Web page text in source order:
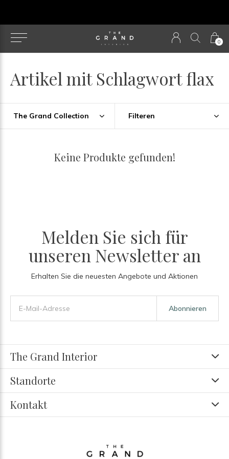
0
Artikel mit Schlagwort flax
The Grand Collection Filteren
Keine Produkte gefunden!
Melden Sie sich für
unseren Newsletter an
Erhalten Sie die neuesten Angebote und Aktionen
Abonnieren
The Grand Interior
Standorte
Kontakt